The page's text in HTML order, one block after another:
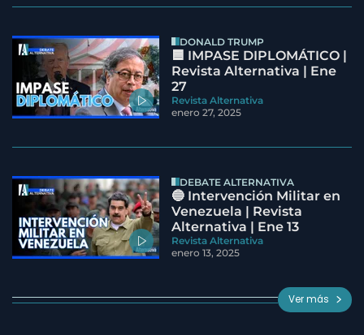
DONALD TRUMP
🟦 IMPASE DIPLOMÁTICO |
Revista Alternativa | Ene
27
Revista Alternativa
enero 27, 2025
DEBATE ALTERNATIVA
🔵 Intervención Militar en
Venezuela | Revista
Alternativa | Ene 13
Revista Alternativa
enero 13, 2025
Ver más